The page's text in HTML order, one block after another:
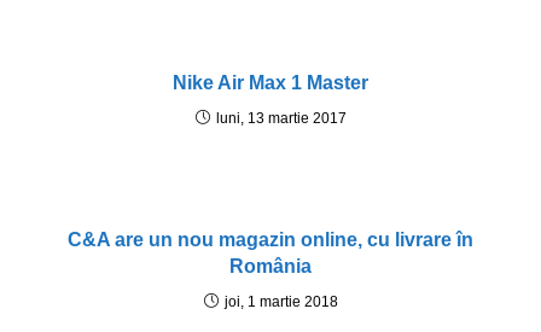
Nike Air Max 1 Master
luni, 13 martie 2017
C&A are un nou magazin online, cu livrare în
România
joi, 1 martie 2018